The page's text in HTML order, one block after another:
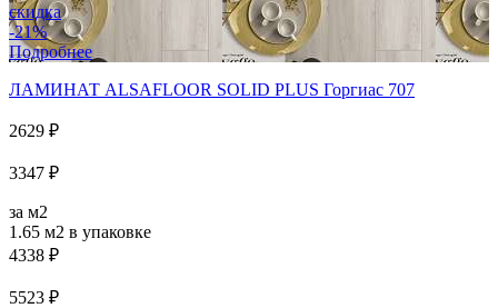
скидка
-21%
Подробнее
ЛАМИНАТ ALSAFLOOR SOLID PLUS Горгиас 707
2629 ₽
3347 ₽
за м2
1.65 м2 в упаковке
4338 ₽
5523 ₽